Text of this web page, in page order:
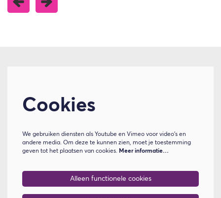
Cookies
We gebruiken diensten als Youtube en Vimeo voor video's en
andere media. Om deze te kunnen zien, moet je toestemming
geven tot het plaatsen van cookies. Meer informatie…
Alleen functionele cookies